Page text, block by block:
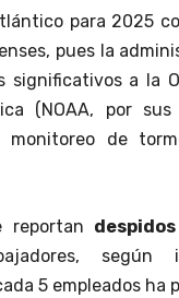
para 2025
pues la
significativos a la
(NOAA, por
de
reportan despidos
según
5 empleados ha